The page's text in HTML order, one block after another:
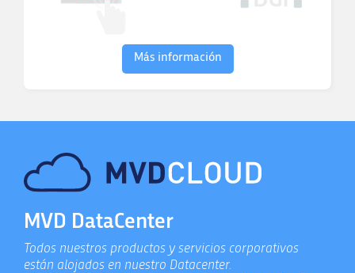
Más información
MVD DataCenter
Todos nuestros productos y servicios corporativos
están alojados en nuestro Datacenter.